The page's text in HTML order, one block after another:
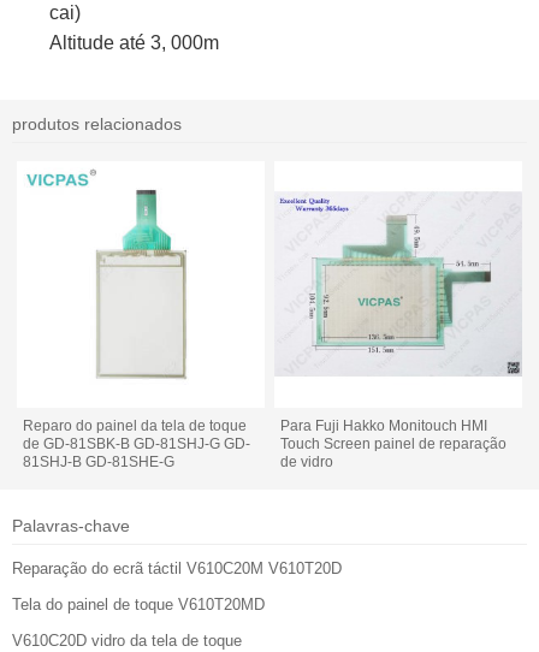
cai)
Altitude até 3, 000m
produtos relacionados
Reparo do painel da tela de toque
de GD-81SBK-B GD-81SHJ-G GD-
81SHJ-B GD-81SHE-G
Para Fuji Hakko Monitouch HMI
Touch Screen painel de reparação
de vidro
Palavras-chave
Reparação do ecrã táctil V610C20M V610T20D
Tela do painel de toque V610T20MD
V610C20D vidro da tela de toque